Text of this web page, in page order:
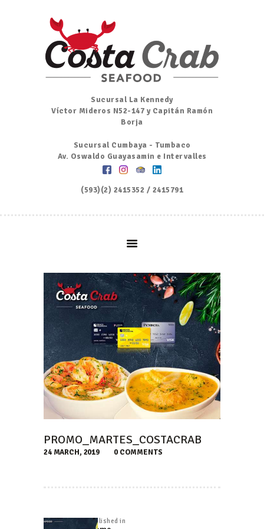
Sucursal La Kennedy
Víctor Mideros N52-147 y Capitán Ramón
Borja
Sucursal Cumbaya - Tumbaco
Av. Oswaldo Guayasamin e Intervalles
(593)(2) 2415352 / 2415791
Inicio
Nosotros
Menú
Ordena por Whatsapp
Promociones
PROMO_MARTES_COSTACRAB
24 MARCH, 2019 0 COMMENTS
DE
Published in